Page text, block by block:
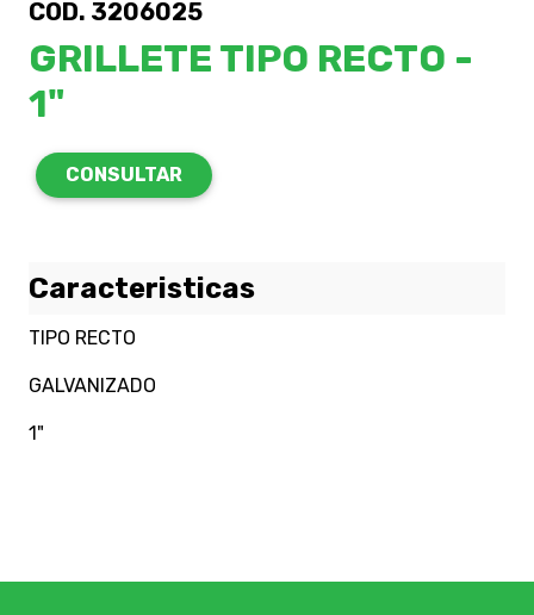
COD. 3206025
GRILLETE TIPO RECTO -
1"
CONSULTAR
Caracteristicas
TIPO RECTO
GALVANIZADO
1"